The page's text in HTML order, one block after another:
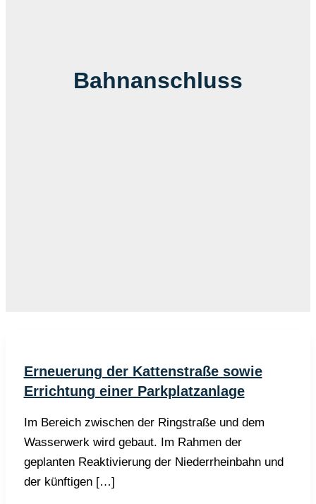
Bahnanschluss
Erneuerung der Kattenstraße sowie
Errichtung einer Parkplatzanlage
Im Bereich zwischen der Ringstraße und dem
Wasserwerk wird gebaut. Im Rahmen der
geplanten Reaktivierung der Niederrheinbahn und
der künftigen […]